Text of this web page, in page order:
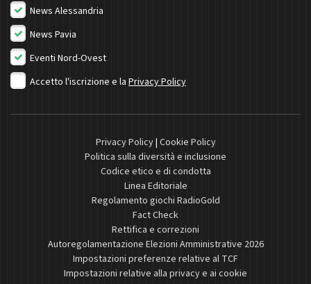
News Alessandria
News Pavia
Eventi Nord-Ovest
Accetto l'iscrizione e la Privacy Policy
Privacy Policy| Cookie Policy
Politica sulla diversità e inclusione
Codice etico e di condotta
Linea Editoriale
Regolamento giochi RadioGold
Fact Check
Rettifica e correzioni
Autoregolamentazione Elezioni Amministrative 2026
Impostazioni preferenze relative al TCF
Impostazioni relative alla privacy e ai cookie